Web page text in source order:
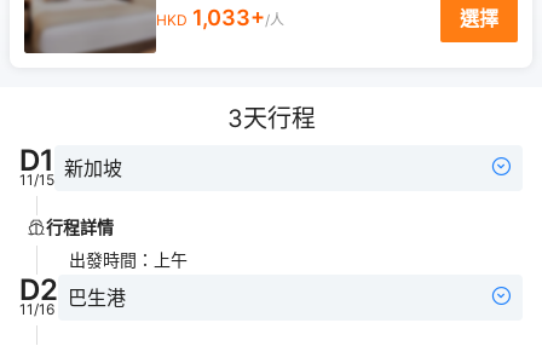
HKD 1,033+/人 選擇
3天行程
D1
11/15 新加坡
行程詳情
出發時間 ： 上午
D2
11/16 巴生港